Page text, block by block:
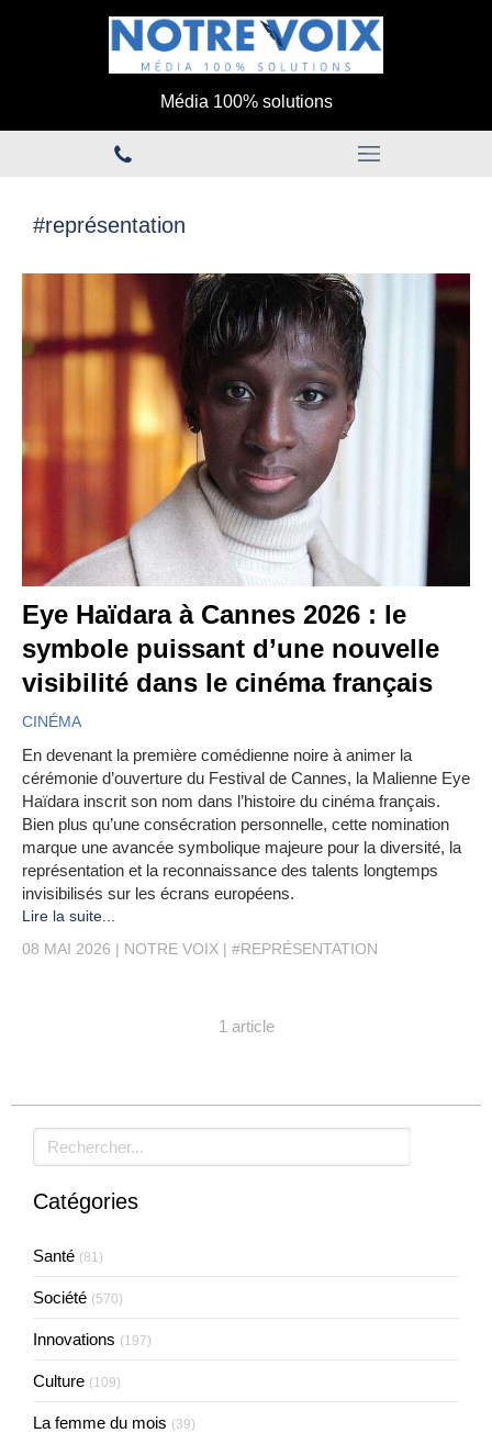
Média 100% solutions
#représentation
Eye Haïdara à Cannes 2026 : le
symbole puissant d’une nouvelle
visibilité dans le cinéma français
CINÉMA
En devenant la première comédienne noire à animer la
cérémonie d’ouverture du Festival de Cannes, la Malienne Eye
Haïdara inscrit son nom dans l’histoire du cinéma français.
Bien plus qu’une consécration personnelle, cette nomination
marque une avancée symbolique majeure pour la diversité, la
représentation et la reconnaissance des talents longtemps
invisibilisés sur les écrans européens.
Lire la suite...
08 MAI 2026
NOTRE VOIX #REPRÉSENTATION
1 article
Rechercher
Catégories
Santé (81)
Société (570)
Innovations (197)
Culture (109)
La femme du mois (39)